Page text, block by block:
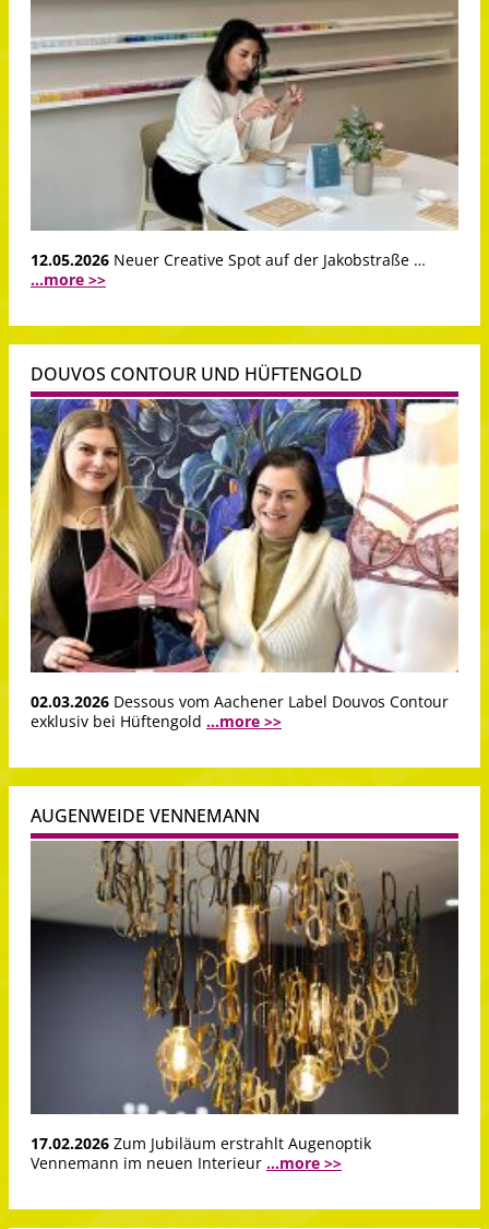
12.05.2026 Neuer Creative Spot auf der Jakobstraße …
...more >>
DOUVOS CONTOUR UND HÜFTENGOLD
02.03.2026 Dessous vom Aachener Label Douvos Contour
exklusiv bei Hüftengold ...more >>
AUGENWEIDE VENNEMANN
17.02.2026 Zum Jubiläum erstrahlt Augenoptik
Vennemann im neuen Interieur ...more >>